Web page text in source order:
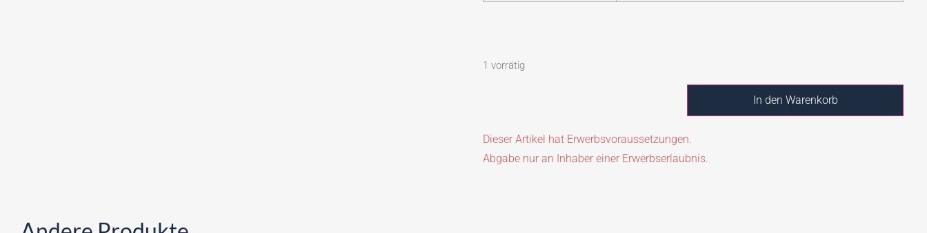
1 vorrätig
In den Warenkorb
Dieser Artikel hat Erwerbsvoraussetzungen.
Abgabe nur an Inhaber einer Erwerbserlaubnis.